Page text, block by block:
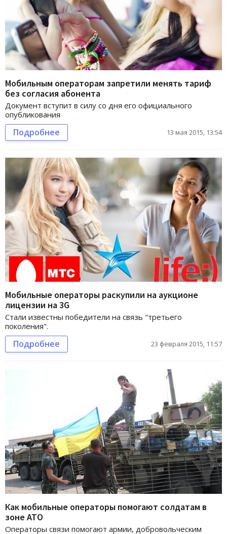
Мобильным операторам запретили менять тариф
без согласия абонента
Документ вступит в силу со дня его официального
опубликования
Подробнее 13 мая 2015, 13:54
Мобильные операторы раскупили на аукционе
лицензии на 3G
Стали известны победители на связь "третьего
поколения".
Подробнее 23 февраля 2015, 11:57
Как мобильные операторы помогают солдатам в
зоне АТО
Операторы связи помогают армии, добровольческим